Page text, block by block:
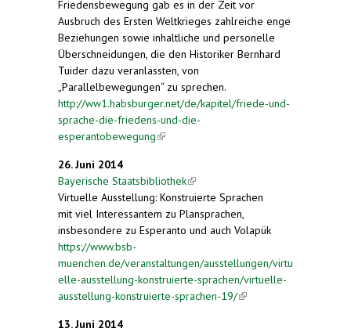
Friedensbewegung gab es in der Zeit vor
Ausbruch des Ersten Weltkrieges zahlreiche enge
Beziehungen sowie inhaltliche und personelle
Überschneidungen, die den Historiker Bernhard
Tuider dazu veranlassten, von
„Parallelbewegungen“ zu sprechen.
http://ww1.habsburger.net/de/kapitel/friede-und-
sprache-die-friedens-und-die-
esperantobewegung(link is external)
26. Juni 2014
Bayerische Staatsbibliothek(link is external)
Virtuelle Ausstellung: Konstruierte Sprachen
mit viel Interessantem zu Plansprachen,
insbesondere zu Esperanto und auch Volapük
https://www.bsb-
muenchen.de/veranstaltungen/ausstellungen/virtu
elle-ausstellung-konstruierte-sprachen/virtuelle-
ausstellung-konstruierte-sprachen-19/(link is
13. Juni 2014